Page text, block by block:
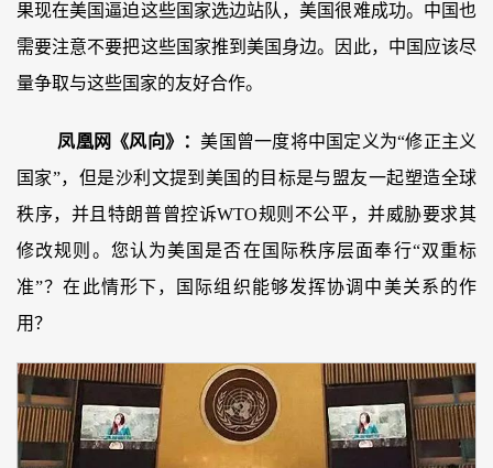
果现在美国逼迫这些国家选边站队，美国很难成功。中国也
需要注意不要把这些国家推到美国身边。因此，中国应该尽
量争取与这些国家的友好合作。
凤凰网《风向》：美国曾一度将中国定义为“修正主义
国家”，但是沙利文提到美国的目标是与盟友一起塑造全球
秩序，并且特朗普曾控诉WTO规则不公平，并威胁要求其
修改规则。您认为美国是否在国际秩序层面奉行“双重标
准”？在此情形下，国际组织能够发挥协调中美关系的作
用？